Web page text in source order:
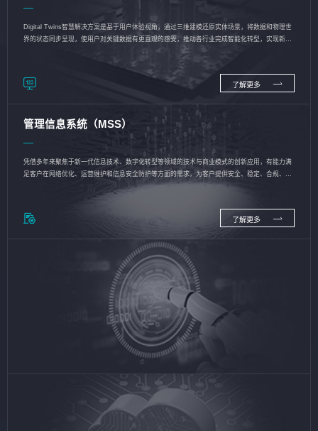
Digital Twins智慧解决方案是基于用户体验视角，通过三维建模还原实体场景，将数据和物理世
界的状态同步呈现，使用户对关键数据有更直观的感受，推动各行业完成智能化转型，实现新旧
了解更多
管理信息系统（MSS）
凭借多年来聚焦于新一代信息技术、数字化转型等领域的技术与商业模式的创新应用，有能力满
足客户在网络优化、运营维护和信息安全防护等方面的需求，为客户提供安全、稳定、合规、持
了解更多